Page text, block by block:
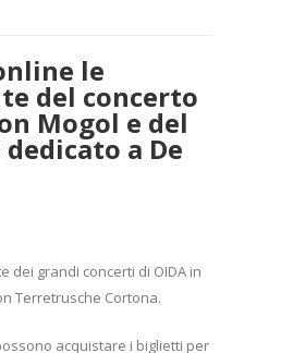
le
del concerto
Mogol e del
a De
dei grandi concerti di OIDA in
Terretrusche Cortona.
acquistare i biglietti per